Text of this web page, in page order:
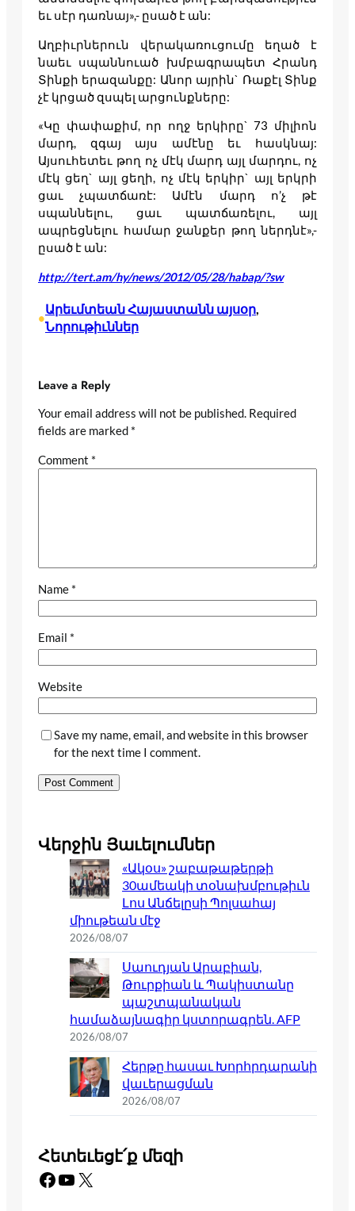
եւ սէր դառնայ»,- ըսած է ան:
Աղբիւրներուն վերակառուցումը եղած է
նաեւ սպաննուած խմբագրապետ Հրանդ
Տինքի երազանքը: Անոր այրին` Ռաքէլ Տինք
չէ կրցած զսպել արցունքները:
«Կը փափաքիմ, որ ողջ երկիրը` 73 միլիոն
մարդ, զգայ այս ամէնը եւ հասկնայ:
Այսուհետեւ թող ոչ մէկ մարդ այլ մարդու, ոչ
մէկ ցեղ` այլ ցեղի, ոչ մէկ երկիր` այլ երկրի
ցաւ չպատճառէ: Ամէն մարդ ո’չ թէ
սպաննելու, ցաւ պատճառելու, այլ
ապրեցնելու համար ջանքեր թող ներդնէ»,-
ըսած է ան:
http://tert.am/hy/news/2012/05/28/habap/?sw
•
Արեւմտեան Հայաստանն այսօր
Նորութիւններ
Leave a Reply
Your email address will not be published. Required
fields are marked *
Comment *
Name *
Email *
Website
Save my name, email, and website in this browser
for the next time I comment.
Վերջին Յաւելումներ
«Ակօս» շաբաթաթերթի
30ամեակի տօնախմբութիւն
Լոս Անճելըսի Պոլսահայ
միութեան մէջ
2026/08/07
Սաուդյան Արաբիան,
Թուրքիան և Պակիստանը
պաշտպանական
համաձայնագիր կստորագրեն. AFP
2026/08/07
Հերթը հասաւ Խորհրդարանի
վաւերացման
2026/08/07
Հետեւեցէ՛ք մեզի
Facebook YouTube X